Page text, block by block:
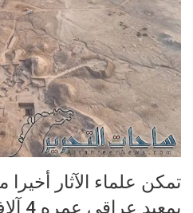
تمكن علماء الآثار